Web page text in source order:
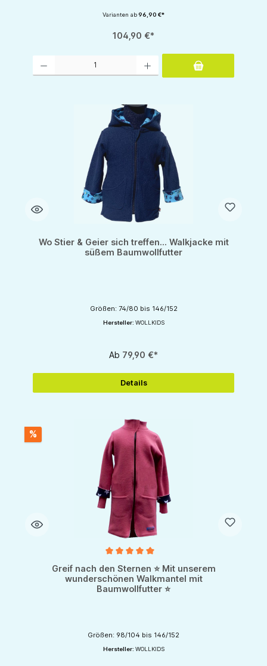
Varianten ab96,90 €*
104,90 €*
Wo Stier & Geier sich treffen... Walkjacke mit
süßem Baumwollfutter
Größen: 74/80 bis 146/152
Hersteller: WOLLKIDS
Ab 79,90 €*
Details
%
Durchschnittliche Bewertung von 5 von 5 Sternen
Greif nach den Sternen ⭐ Mit unserem
wunderschönen Walkmantel mit
Baumwollfutter ⭐
Größen: 98/104 bis 146/152
Hersteller: WOLLKIDS